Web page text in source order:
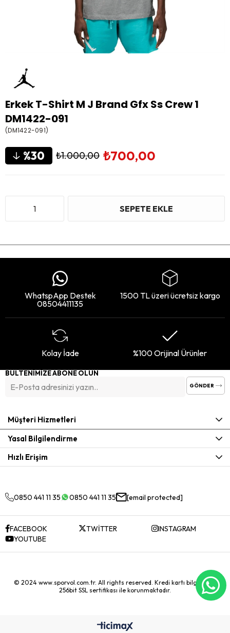
Erkek T-Shirt M J Brand Gfx Ss Crew 1
DM1422-091
(DM1422-091)
30 ₺1.000,00 ₺700,00
WhatspApp Destek
08504411135
1500 TL üzeri ücretsiz kargo
Kolay İade %100 Orijinal Ürünler
BÜLTENİMİZE ABONE OLUN
GÖNDER
Müşteri Hizmetleri
Yasal Bilgilendirme
Hızlı Erişim
0850 441 11 35 0850 441 11 35 [email protected]
FACEBOOK TWİTTER
INSTAGRAM
YOUTUBE
© 2024 www.sporvol.com.tr. All rights reserved. Kredi kartı bilgileriniz
256bit SSL sertifikası ile korunmaktadır.